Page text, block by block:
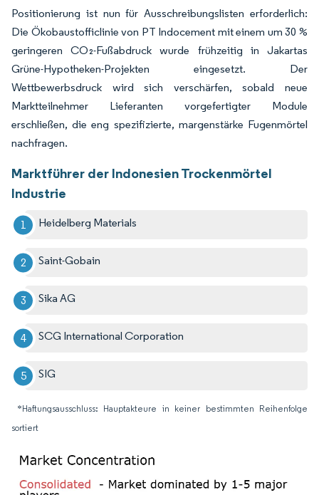
Positionierung ist nun für Ausschreibungslisten erforderlich:
Die Ökobaustofficlinie von PT Indocement mit einem um 30 %
geringeren CO₂-Fußabdruck wurde frühzeitig in Jakartas
Grüne-Hypotheken-Projekten eingesetzt. Der
Wettbewerbsdruck wird sich verschärfen, sobald neue
Marktteilnehmer Lieferanten vorgefertigter Module
erschließen, die eng spezifizierte, margenstärke Fugenmörtel
nachfragen.
Marktführer der Indonesien Trockenmörtel
Industrie
Heidelberg Materials
Saint-Gobain
Sika AG
SCG International Corporation
SIG
*Haftungsausschluss: Hauptakteure in keiner bestimmten Reihenfolge
sortiert